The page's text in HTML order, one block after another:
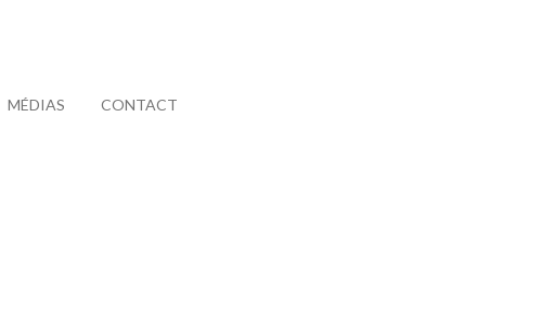
MÉDIAS CONTACT